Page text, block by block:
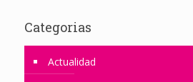
Categorias
Actualidad